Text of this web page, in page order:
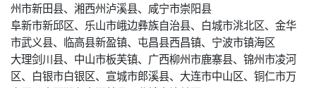
州市新田县、湘西州泸溪县、咸宁市崇阳县
阜新市新邱区、乐山市峨边彝族自治县、白城市洮北区、金华
市武义县、临高县新盈镇、屯昌县西昌镇、宁波市镇海区
大理剑川县、中山市板芙镇、广西柳州市鹿寨县、锦州市凌河
区、白银市白银区、宣城市郎溪县、大连市中山区、铜仁市万